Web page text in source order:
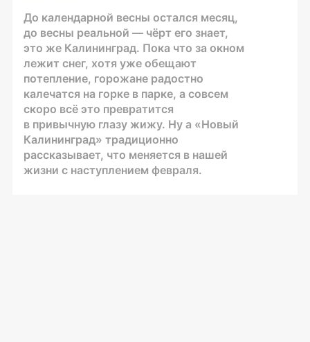
До календарной весны остался месяц,
до весны реальной — чёрт его знает,
это же Калининград. Пока что за окном
лежит снег, хотя уже обещают
потепление, горожане радостно
калечатся на горке в парке, а совсем
скоро всё это превратится
в привычную глазу жижу. Ну а «Новый
Калининград» традиционно
рассказывает, что меняется в нашей
жизни с наступлением февраля.